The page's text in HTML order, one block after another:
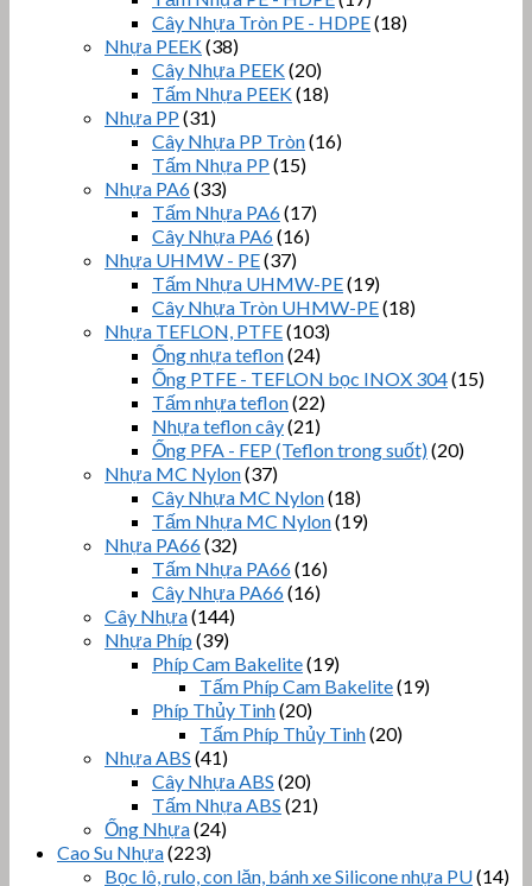
Cây Nhựa Tròn PE - HDPE(18)
Nhựa PEEK(38)
Cây Nhựa PEEK(20)
Tấm Nhựa PEEK(18)
Nhựa PP (31)
Cây Nhựa PP Tròn(16)
Tấm Nhựa PP (15)
Nhựa PA6(33)
Tấm Nhựa PA6(17)
Cây Nhựa PA6(16)
Nhựa UHMW - PE(37)
Tấm Nhựa UHMW-PE(19)
Cây Nhựa Tròn UHMW-PE(18)
Nhựa TEFLON, PTFE(103)
Ống nhựa teflon(24)
Ống PTFE - TEFLON bọc INOX 304(15)
Tấm nhựa teflon(22)
Nhựa teflon cây(21)
Ống PFA - FEP (Teflon trong suốt)(20)
Nhựa MC Nylon(37)
Cây Nhựa MC Nylon(18)
Tấm Nhựa MC Nylon(19)
Nhựa PA66(32)
Tấm Nhựa PA66(16)
Cây Nhựa PA66(16)
Cây Nhựa(144)
Nhựa Phíp (39)
Phíp Cam Bakelite(19)
Tấm Phíp Cam Bakelite(19)
Phíp Thủy Tinh(20)
Tấm Phíp Thủy Tinh(20)
Nhựa ABS (41)
Cây Nhựa ABS (20)
Tấm Nhựa ABS (21)
Ống Nhựa(24)
Cao Su Nhựa(223)
Bọc lô, rulo, con lăn, bánh xe Silicone nhựa PU(14)